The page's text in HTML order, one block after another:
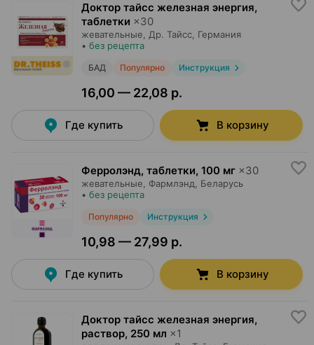
Доктор тайсс железная энергия,
таблетки ×30
жевательные, Др. Тайсс , Германия
• без рецепта
БАД Популярно Инструкция
16,00 — 22,08 р.
Где купить В корзину
Ферролэнд, таблетки, 100 мг ×30
жевательные, Фармлэнд , Беларусь
• без рецепта
Популярно Инструкция
10,98 — 27,99 р.
Где купить В корзину
Доктор тайсс железная энергия,
раствор, 250 мл ×1